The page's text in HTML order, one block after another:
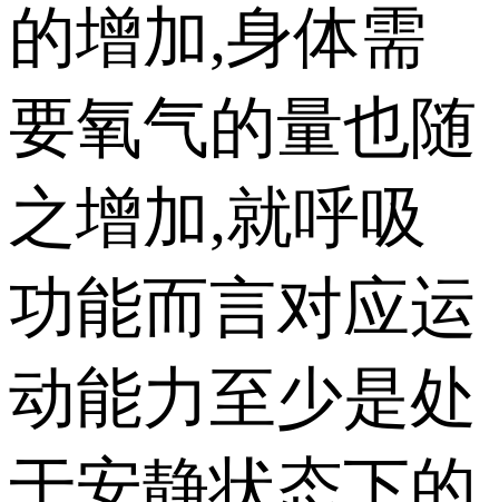
的增加,身体需
要氧气的量也随
之增加,就呼吸
功能而言对应运
动能力至少是处